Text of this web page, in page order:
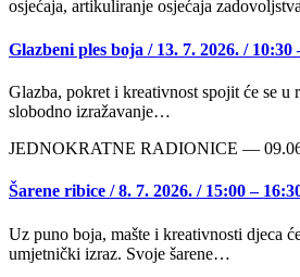
osjećaja, artikuliranje osjećaja
Glazbeni ples boja / 13. 7. 2026. / 10:30
Glazba, pokret i kreativnost spojit će se
slobodno izražavanje…
JEDNOKRATNE RADIONICE —
Šarene ribice / 8. 7. 2026. / 15:00 –
Uz puno boja, mašte i kreativnosti djeca
umjetnički izraz. Svoje šarene…